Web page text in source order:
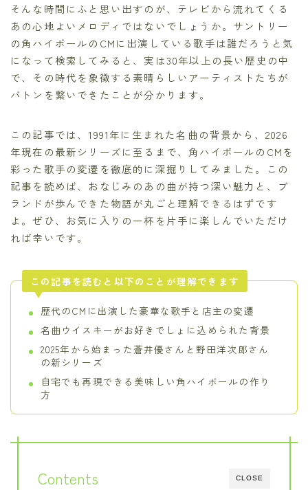
そんな時間にふと思い出すのが、テレビから流れてくる
あの心地よいメロディではないでしょうか。サントリー
の角ハイボールのCMに出演している歌手は誰だろうと気
になって検索してみると、実は30年以上の長い歴史の中
で、その時代を象徴する素晴らしいアーティストたちが
バトンを繋いできたことが分かります。
この記事では、1991年に生まれた名曲の背景から、2026
年現在の最新シリーズに至るまで、角ハイボールのCMを
彩った歌手の変遷を徹底的に深掘りしてみました。この
記事を読めば、おなじみのあの曲が持つ深い魅力と、ブ
ランドが歩んできた物語が丸ごと理解できるはずです
よ。ぜひ、お気に入りの一杯を片手に楽しんでいただけ
れば幸いです。
この記事を読むと以下のことが理解できます
歴代のCMに出演した豪華な歌手と店主の変遷
名曲ウイスキーがお好きでしょに込められた背景
2025年から始まった蒼井優さんと野田洋次郎さん
の新シリーズ
自宅でも再現できる美味しい角ハイボールの作り
方
CLOSE
Contents